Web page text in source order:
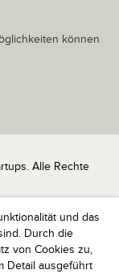
und das
Durch die
von Cookies zu,
Detail ausgeführt
können
Alle Rechte